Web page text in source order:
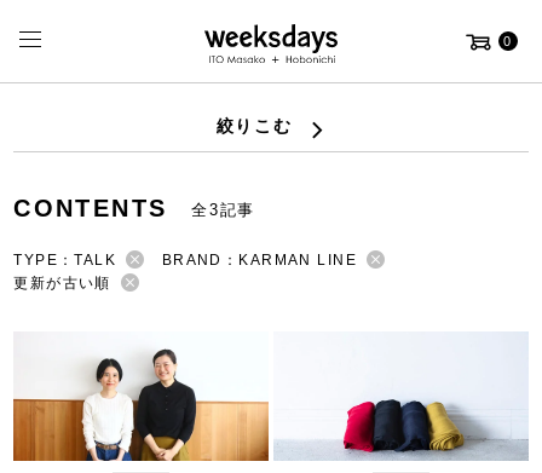
0
絞りこむ
CONTENTS 全3記事
TYPE：TALK
BRAND：KARMAN LINE
更新が古い順